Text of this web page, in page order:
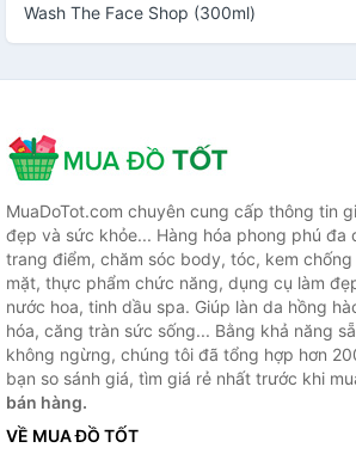
Wash The Face Shop (300ml)
MuaDoTot.com chuyên cung cấp thông tin
đẹp và sức khỏe... Hàng hóa phong phú đa
trang điểm, chăm sóc body, tóc, kem
mặt, thực phẩm chức năng, dụng cụ làm
nước hoa, tinh dầu spa. Giúp làn da hồng
hóa, căng tràn sức sống... Bằng khả năng
không ngừng, chúng tôi đã tổng hợp hơn
bạn so sánh giá, tìm giá rẻ nhất trước khi
bán hàng.
VỀ MUA ĐỒ TỐT